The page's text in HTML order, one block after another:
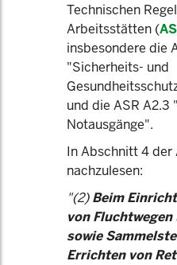
Technischen
Arbeitsstätten (
insbesondere die
"Sicherheits- und
und die ASR A2.3
Notausgänge".
In Abschnitt 4 der
nachzulesen:
"(2)Beim
von Fluchtwegen
sowie
Errichten von